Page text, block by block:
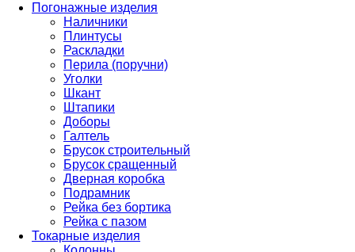
Продукция
Погонажные изделия
Наличники
Плинтусы
Раскладки
Перила (поручни)
Уголки
Шкант
Штапики
Доборы
Галтель
Брусок строительный
Брусок сращенный
Дверная коробка
Подрамник
Рейка без бортика
Рейка с пазом
Токарные изделия